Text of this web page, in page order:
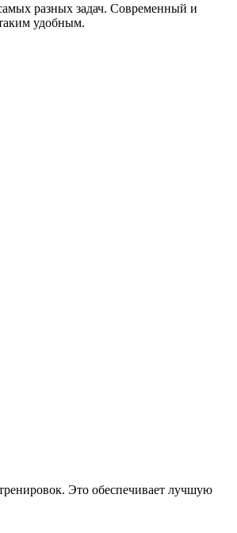
разных задач. Современный и
удобным.
Это обеспечивает лучшую